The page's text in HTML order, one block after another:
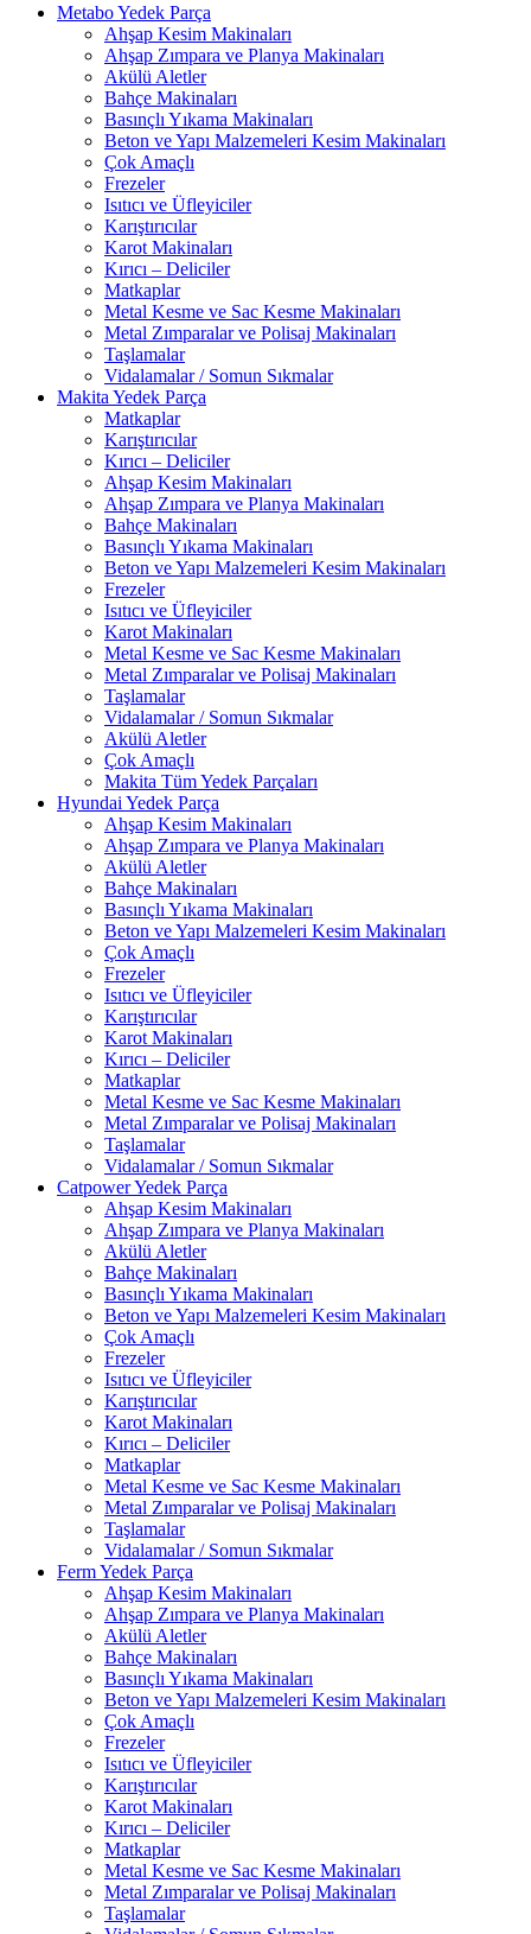
Metabo Yedek Parça
Ahşap Kesim Makinaları
Ahşap Zımpara ve Planya Makinaları
Akülü Aletler
Bahçe Makinaları
Basınçlı Yıkama Makinaları
Beton ve Yapı Malzemeleri Kesim Makinaları
Çok Amaçlı
Frezeler
Isıtıcı ve Üfleyiciler
Karıştırıcılar
Karot Makinaları
Kırıcı – Deliciler
Matkaplar
Metal Kesme ve Sac Kesme Makinaları
Metal Zımparalar ve Polisaj Makinaları
Taşlamalar
Vidalamalar / Somun Sıkmalar
Makita Yedek Parça
Matkaplar
Karıştırıcılar
Kırıcı – Deliciler
Ahşap Kesim Makinaları
Ahşap Zımpara ve Planya Makinaları
Bahçe Makinaları
Basınçlı Yıkama Makinaları
Beton ve Yapı Malzemeleri Kesim Makinaları
Frezeler
Isıtıcı ve Üfleyiciler
Karot Makinaları
Metal Kesme ve Sac Kesme Makinaları
Metal Zımparalar ve Polisaj Makinaları
Taşlamalar
Vidalamalar / Somun Sıkmalar
Akülü Aletler
Çok Amaçlı
Makita Tüm Yedek Parçaları
Hyundai Yedek Parça
Ahşap Kesim Makinaları
Ahşap Zımpara ve Planya Makinaları
Akülü Aletler
Bahçe Makinaları
Basınçlı Yıkama Makinaları
Beton ve Yapı Malzemeleri Kesim Makinaları
Çok Amaçlı
Frezeler
Isıtıcı ve Üfleyiciler
Karıştırıcılar
Karot Makinaları
Kırıcı – Deliciler
Matkaplar
Metal Kesme ve Sac Kesme Makinaları
Metal Zımparalar ve Polisaj Makinaları
Taşlamalar
Vidalamalar / Somun Sıkmalar
Catpower Yedek Parça
Ahşap Kesim Makinaları
Ahşap Zımpara ve Planya Makinaları
Akülü Aletler
Bahçe Makinaları
Basınçlı Yıkama Makinaları
Beton ve Yapı Malzemeleri Kesim Makinaları
Çok Amaçlı
Frezeler
Isıtıcı ve Üfleyiciler
Karıştırıcılar
Karot Makinaları
Kırıcı – Deliciler
Matkaplar
Metal Kesme ve Sac Kesme Makinaları
Metal Zımparalar ve Polisaj Makinaları
Taşlamalar
Vidalamalar / Somun Sıkmalar
Ferm Yedek Parça
Ahşap Kesim Makinaları
Ahşap Zımpara ve Planya Makinaları
Akülü Aletler
Bahçe Makinaları
Basınçlı Yıkama Makinaları
Beton ve Yapı Malzemeleri Kesim Makinaları
Çok Amaçlı
Frezeler
Isıtıcı ve Üfleyiciler
Karıştırıcılar
Karot Makinaları
Kırıcı – Deliciler
Matkaplar
Metal Kesme ve Sac Kesme Makinaları
Metal Zımparalar ve Polisaj Makinaları
Taşlamalar